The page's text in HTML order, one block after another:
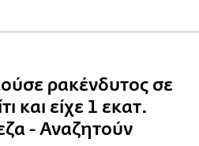
ρακένδυτος σε
και είχε 1 εκατ.
- Αναζητούν